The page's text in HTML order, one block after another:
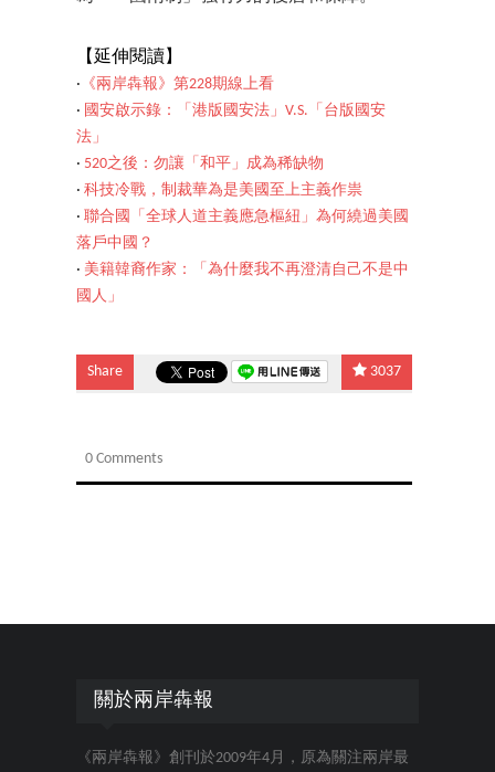
【延伸閱讀】
‧ 《兩岸犇報》第228期線上看
‧ 國安啟示錄：「港版國安法」V.S.「台版國安
法」
‧ 520之後：勿讓「和平」成為稀缺物
‧ 科技冷戰，制裁華為是美國至上主義作祟
‧ 聯合國「全球人道主義應急樞紐」為何繞過美國
落戶中國？
‧ 美籍韓裔作家：「為什麼我不再澄清自己不是中
國人」
Share 3037
0 Comments
關於兩岸犇報
《兩岸犇報》創刊於2009年4月，原為關注兩岸最